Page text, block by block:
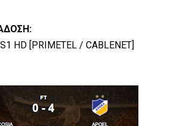
HD [PRIMETEL / CABLENET]